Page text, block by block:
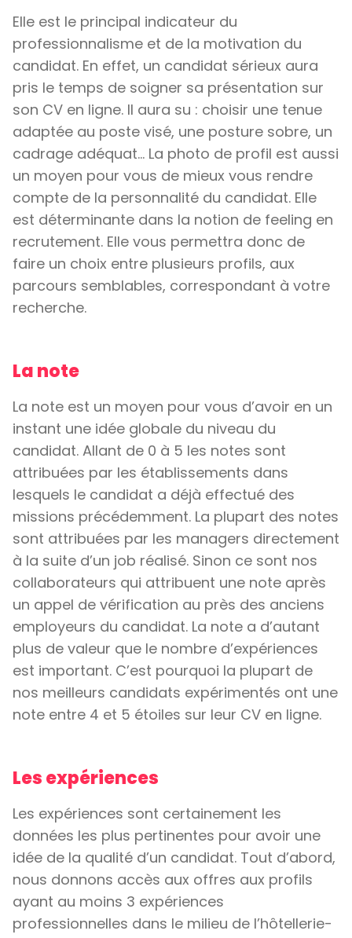
Elle est le principal indicateur du
professionnalisme et de la motivation du
candidat. En effet, un candidat sérieux aura
pris le temps de soigner sa présentation sur
son CV en ligne. Il aura su : choisir une tenue
adaptée au poste visé, une posture sobre, un
cadrage adéquat… La photo de profil est aussi
un moyen pour vous de mieux vous rendre
compte de la personnalité du candidat. Elle
est déterminante dans la notion de feeling en
recrutement. Elle vous permettra donc de
faire un choix entre plusieurs profils, aux
parcours semblables, correspondant à votre
recherche.
La note
La note est un moyen pour vous d’avoir en un
instant une idée globale du niveau du
candidat. Allant de 0 à 5 les notes sont
attribuées par les établissements dans
lesquels le candidat a déjà effectué des
missions précédemment. La plupart des notes
sont attribuées par les managers directement
à la suite d’un job réalisé. Sinon ce sont nos
collaborateurs qui attribuent une note après
un appel de vérification au près des anciens
employeurs du candidat. La note a d’autant
plus de valeur que le nombre d’expériences
est important. C’est pourquoi la plupart de
nos meilleurs candidats expérimentés ont une
note entre 4 et 5 étoiles sur leur CV en ligne.
Les expériences
Les expériences sont certainement les
données les plus pertinentes pour avoir une
idée de la qualité d’un candidat. Tout d’abord,
nous donnons accès aux offres aux profils
ayant au moins 3 expériences
professionnelles dans le milieu de l’hôtellerie-